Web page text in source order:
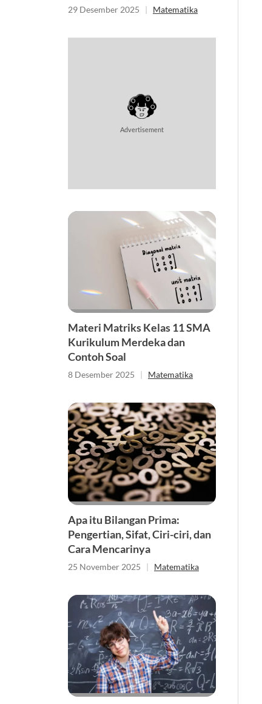
29 Desember 2025 | Matematika
Advertisement
Materi Matriks Kelas 11 SMA
Kurikulum Merdeka dan
Contoh Soal
8 Desember 2025 | Matematika
Apa itu Bilangan Prima:
Pengertian, Sifat, Ciri-ciri, dan
Cara Mencarinya
25 November 2025 | Matematika